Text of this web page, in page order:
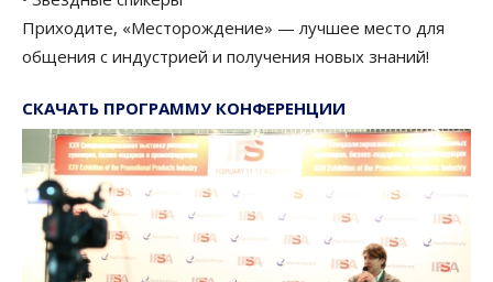
Приходите, «Месторождение» — лучшее место для
общения с индустрией и получения новых знаний!
СКАЧАТЬ ПРОГРАММУ КОНФЕРЕНЦИИ